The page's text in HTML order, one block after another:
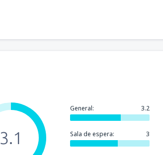
General: 3.2
Sala de espera: 3
3.1